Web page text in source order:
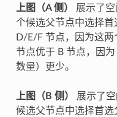
上图（A 侧）
展示了
个候选父节点中选择
D/E/F 节点，因为这
节点优于 B 节点，因
数量）更少。
上图（B 侧）
展示了
候选父节点中选择首选